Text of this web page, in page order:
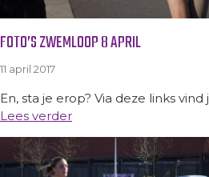
FOTO’S ZWEMLOOP 8 APRIL
11 april 2017
En, sta je erop? Via deze links
Lees verder